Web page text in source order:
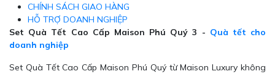
CHÍNH SÁCH GIAO HÀNG
HỖ TRỢ DOANH NGHIỆP
Set Quà Tết Cao Cấp Maison Phú Quý 3 - Quà tết cho
doanh nghiệp
Set Quà Tết Cao Cấp Maison Phú Quý từ Maison Luxury không